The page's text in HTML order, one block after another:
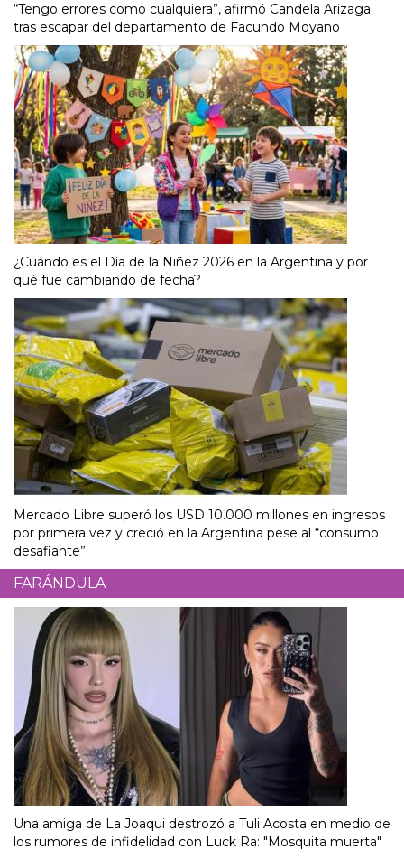
“Tengo errores como cualquiera”, afirmó Candela Arizaga
tras escapar del departamento de Facundo Moyano
¿Cuándo es el Día de la Niñez 2026 en la Argentina y por
qué fue cambiando de fecha?
Mercado Libre superó los USD 10.000 millones en ingresos
por primera vez y creció en la Argentina pese al “consumo
desafiante”
FARÁNDULA
Una amiga de La Joaqui destrozó a Tuli Acosta en medio de
los rumores de infidelidad con Luck Ra: "Mosquita muerta"